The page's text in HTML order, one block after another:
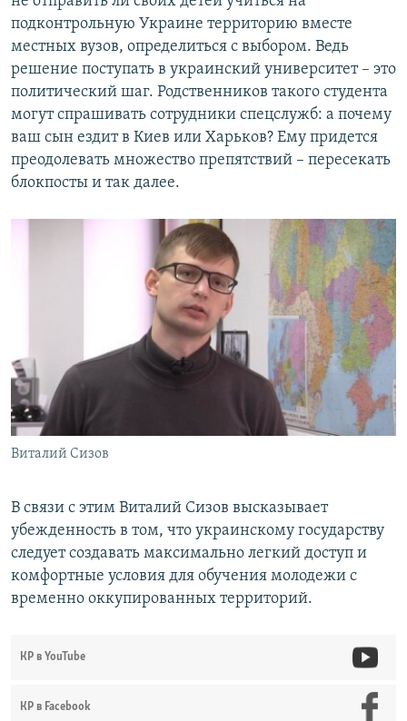
подконтрольную Украине территорию вместе
местных вузов, определиться с выбором. Ведь
решение поступать в украинский университет – это
политический шаг. Родственников такого студента
могут спрашивать сотрудники спецслужб: а почему
ваш сын ездит в Киев или Харьков? Ему придется
преодолевать множество препятствий – пересекать
блокпосты и так далее.
Виталий Сизов
В связи с этим Виталий Сизов высказывает
убежденность в том, что украинскому государству
следует создавать максимально легкий доступ и
комфортные условия для обучения молодежи с
временно оккупированных территорий.
КР в YouTube
КР в Facebook